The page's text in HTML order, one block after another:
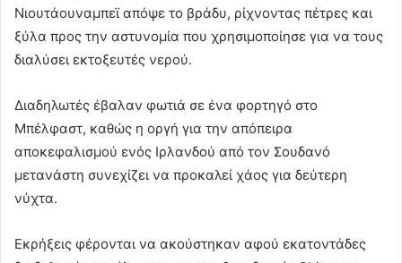
Νιουτάουναμπεϊ απόψε το βράδυ, ρίχνοντας πέτρες και
ξύλα προς την αστυνομία που χρησιμοποίησε για να τους
διαλύσει εκτοξευτές νερού.
Διαδηλωτές έβαλαν φωτιά σε ένα φορτηγό στο
Μπέλφαστ, καθώς η οργή για την απόπειρα
αποκεφαλισμού ενός Ιρλανδού από τον Σουδανό
μετανάστη συνεχίζει να προκαλεί χάος για δεύτερη
νύχτα.
Εκρήξεις φέρονται να ακούστηκαν αφού εκατοντάδες